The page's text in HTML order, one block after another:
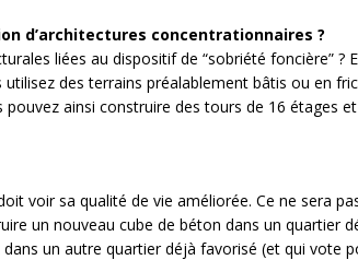
d’architectures concentrationnaires ?
liées au dispositif de “sobriété foncière” ?
des terrains préalablement bâtis ou en
pouvez ainsi construire des tours de 16 étages
voir sa qualité de vie améliorée. Ce ne sera
un nouveau cube de béton dans un quartier
un autre quartier déjà favorisé (et qui vote